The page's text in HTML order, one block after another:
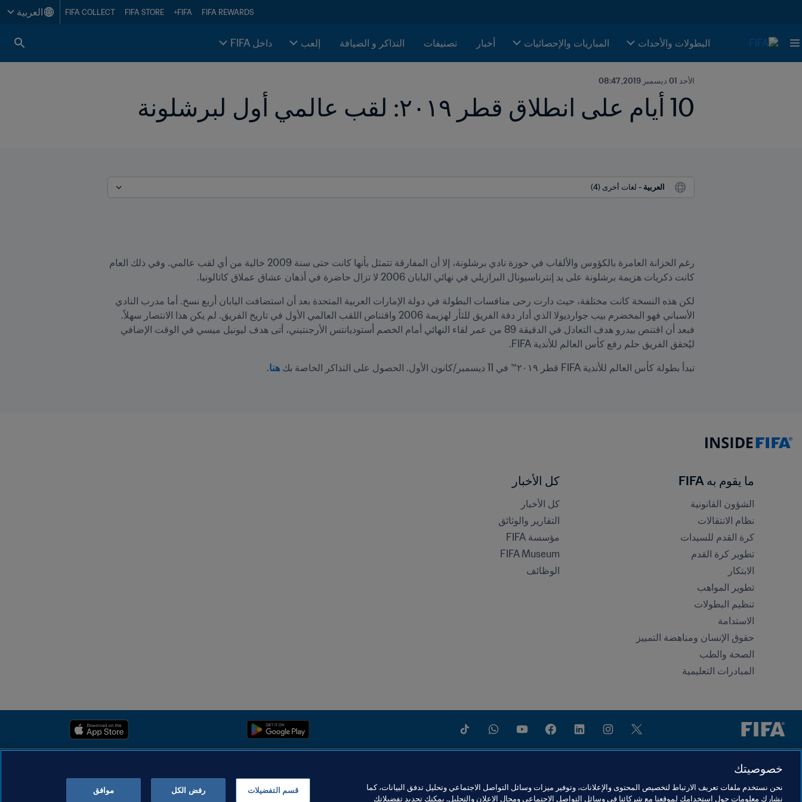
FIFA REWARDS
FIFA+
FIFA STORE
FIFA COLLECT العربية
البطولات والأحدات المباريات والإحصائيات أخبار تصنيفات التذاكر و الضيافة إلعب داخل FIFA
الأحد 01 ديسمبر 2019, 08:47
10 أيام على انطلاق قطر ٢٠١٩: لقب عالمي أول لبرشلونة
العربية
كانت ذكريات هزيمة برشلونة على يد إنترناسيونال البرازيلي في نهائي اليابان 2006 لا تزال حاضرة في أذهان عشاق عملاق كاتالونيا.
ليُحقق الفريق حلم رفع كأس العالم للأندية FIFA.
تبدأ بطولة كأس العالم للأندية FIFA قطر ٢٠١٩™ في 11 ديسمبر/كانون الأول. الحصول على التذاكر الخاصة بك
هنا.
ما يقوم به FIFA
الشؤون القانونية
نظام الانتقالات
كرة القدم للسيدات
تطوير كرة القدم
الابتكار
تطوير المواهب
تنظيم البطولات
الاستدامة
حقوق الإنسان ومناهضة التمييز
الصحة والطب
المبادرات التعليمية
كل الأخبار
كل الأخبار
التقارير والوثائق
مؤسسة FIFA
FIFA Museum
الوظائف
شروط الخدمةبوابة حماية البياناتإعدادات ملف تعريف الارتباط حقوق النشر © 1994-2025 FIFA. كل الحقوق محفوظة.
خصوصيتك
نحن نستخدم ملفات تعريف الارتباط لتخصيص المحتوى والإعلانات، وتوفير ميزات وسائل التواصل الاجتماعي وتحليل تدفق البيانات، كما
نشارك معلومات حول استخدامك لموقعنا مع شركائنا في وسائل التواصل الاجتماعي ومجال الإعلان والتحليل. يمكنك تحديد تفضيلاتك
قسم التفضيلات رفض الكل موافق